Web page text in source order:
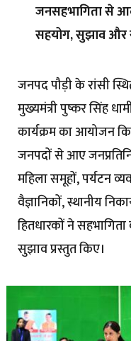
जनसहभागिता से
सहयोग, सुझाव और
जनपद पौड़ी के रांसी
मुख्यमंत्री पुष्कर सिंह
कार्यक्रम का आयोजन
जनपदों से आए
महिला समूहों, पर्यटन
वैज्ञानिकों, स्थानीय
हितधारकों ने
सुझाव प्रस्तुत किए।